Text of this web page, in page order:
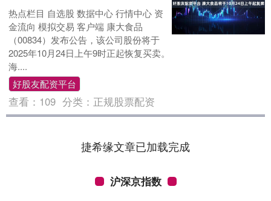
热点栏目 自选股 数据中心 行情中心 资
金流向 模拟交易 客户端 康大食品
（00834）发布公告，该公司股份将于
2025年10月24日上午9时正起恢复买卖。
海....
好股友配资平台
查看： 109 分类： 正规股票配资
捷希缘文章已加载完成
沪深京指数